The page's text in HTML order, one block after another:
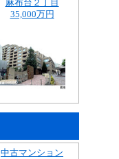
麻布台２丁目
35,000万円
中古マンション